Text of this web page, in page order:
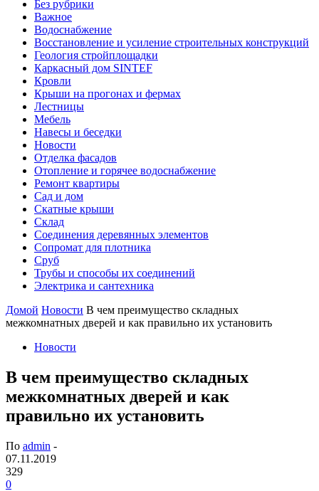
Без рубрики
Важное
Водоснабжение
Восстановление и усиление строительных конструкций
Геология стройплощадки
Каркасный дом SINTEF
Кровли
Крыши на прогонах и фермах
Лестницы
Мебель
Навесы и беседки
Новости
Отделка фасадов
Отопление и горячее водоснабжение
Ремонт квартиры
Сад и дом
Скатные крыши
Склад
Соединения деревянных элементов
Сопромат для плотника
Сруб
Трубы и способы их соединений
Электрика и сантехника
Домой Новости В чем преимущество складных
межкомнатных дверей и как правильно их установить
Новости
В чем преимущество складных
межкомнатных дверей и как
правильно их установить
По admin -
07.11.2019
329
0